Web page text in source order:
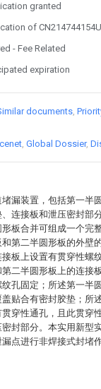
漏装置，包括第一半
连接板和泄压密封部
板合并可组成一个完
第二半圆形板的外壁
板上设置有贯穿性螺
二半圆形板上的连接
孔固定；所述第一半
贴合有密封胶垫；所
穿性通孔，且此贯穿
封部分。本实用新型
点进行非焊接式封堵作
granted
of CN214744154U
- Fee Related
expiration
documents
Global Dossier